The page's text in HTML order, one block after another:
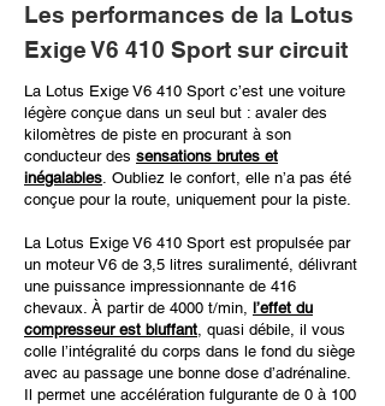
Les performances de la Lotus
Exige V6 410 Sport sur circuit
La Lotus Exige V6 410 Sport c’est une voiture
légère conçue dans un seul but : avaler des
kilomètres de piste en procurant à son
conducteur des sensations brutes et
inégalables. Oubliez le confort, elle n’a pas été
conçue pour la route, uniquement pour la piste.
La Lotus Exige V6 410 Sport est propulsée par
un moteur V6 de 3,5 litres suralimenté, délivrant
une puissance impressionnante de 416
chevaux. À partir de 4000 t/min, l’effet du
compresseur est bluffant, quasi débile, il vous
colle l’intégralité du corps dans le fond du siège
avec au passage une bonne dose d’adrénaline.
Il permet une accélération fulgurante de 0 à 100